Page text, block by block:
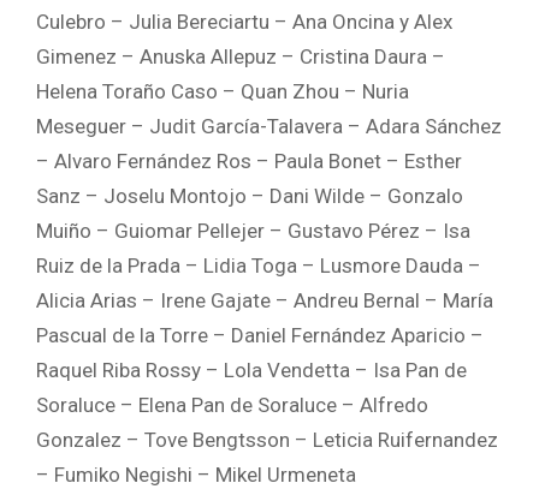
Culebro – Julia Bereciartu – Ana Oncina y Alex
Gimenez – Anuska Allepuz – Cristina Daura –
Helena Toraño Caso – Quan Zhou – Nuria
Meseguer – Judit García-Talavera – Adara Sánchez
– Alvaro Fernández Ros – Paula Bonet – Esther
Sanz – Joselu Montojo – Dani Wilde – Gonzalo
Muiño – Guiomar Pellejer – Gustavo Pérez – Isa
Ruiz de la Prada – Lidia Toga – Lusmore Dauda –
Alicia Arias – Irene Gajate – Andreu Bernal – María
Pascual de la Torre – Daniel Fernández Aparicio –
Raquel Riba Rossy – Lola Vendetta – Isa Pan de
Soraluce – Elena Pan de Soraluce – Alfredo
Gonzalez – Tove Bengtsson – Leticia Ruifernandez
– Fumiko Negishi – Mikel Urmeneta